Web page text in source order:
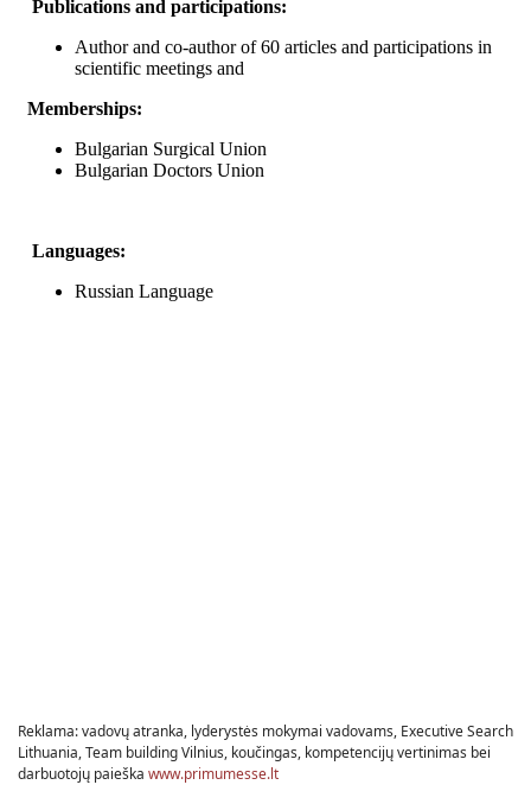
Reklama: vadovų atranka, lyderystės mokymai vadovams, Executive Search
Lithuania, Team building Vilnius, koučingas, kompetencijų vertinimas bei
darbuotojų paieška www.primumesse.lt